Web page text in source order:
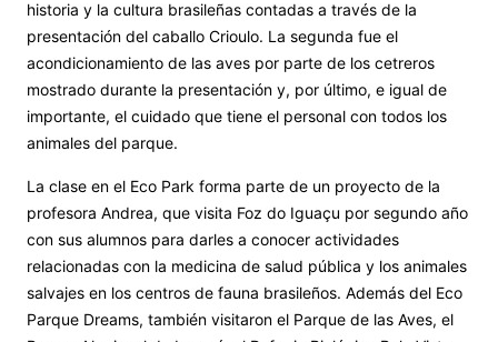
historia y la cultura brasileñas contadas a través de la
presentación del caballo Crioulo. La segunda fue el
acondicionamiento de las aves por parte de los cetreros
mostrado durante la presentación y, por último, e igual de
importante, el cuidado que tiene el personal con todos los
animales del parque.
La clase en el Eco Park forma parte de un proyecto de la
profesora Andrea, que visita Foz do Iguaçu por segundo año
con sus alumnos para darles a conocer actividades
relacionadas con la medicina de salud pública y los animales
salvajes en los centros de fauna brasileños. Además del Eco
Parque Dreams, también visitaron el Parque de las Aves, el